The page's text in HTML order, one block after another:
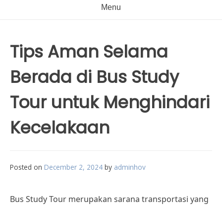
Menu
Tips Aman Selama
Berada di Bus Study
Tour untuk Menghindari
Kecelakaan
Posted on December 2, 2024 by adminhov
Bus Study Tour merupakan sarana transportasi yang